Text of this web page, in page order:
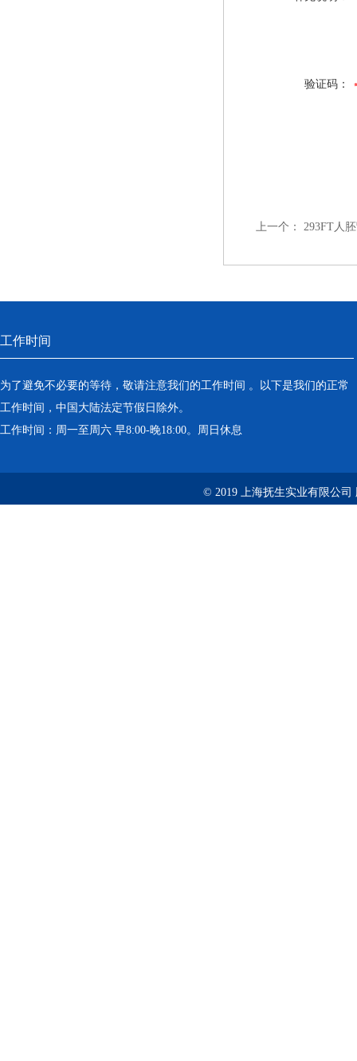
验证码：
上一个： 293FT人
工作时间
为了避免不必要的等待，敬请注意我们的工作时间 。以下是我们的正常
工作时间，中国大陆法定节假日除外。
工作时间：周一至周六 早8:00-晚18:00。周日休息
© 2019 上海抚生实业有限公司